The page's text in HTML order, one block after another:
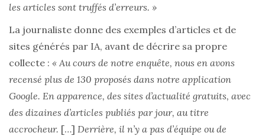
les articles sont truffés d’erreurs. »
La journaliste donne des exemples d’articles et de
sites générés par IA, avant de décrire sa propre
collecte : « Au cours de notre enquête, nous en avons
recensé plus de 130 proposés dans notre application
Google. En apparence, des sites d’actualité gratuits, avec
des dizaines d’articles publiés par jour, au titre
accrocheur. […] Derrière, il n’y a pas d’équipe ou de